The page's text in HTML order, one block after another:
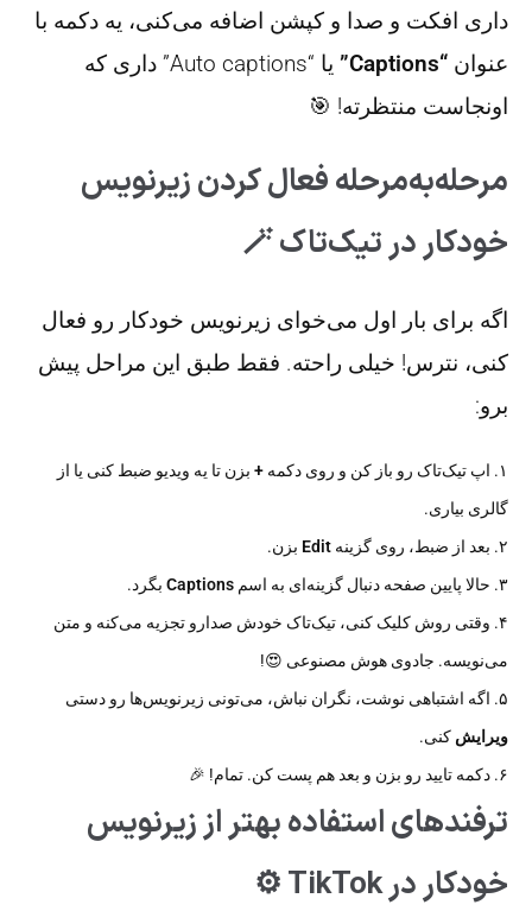
داری افکت و صدا و کپشن اضافه می‌کنی، یه دکمه با
عنوان “Captions”
یا “Auto captions” داری که
اونجاست منتظرته! 🎯
مرحله‌به‌مرحله فعال کردن زیرنویس
خودکار در تیک‌تاک 🪄
اگه برای بار اول می‌خوای زیرنویس خودکار رو فعال
کنی، نترس! خیلی راحته. فقط طبق این مراحل پیش
برو:
۱. اپ تیک‌تاک رو باز کن و روی دکمه + بزن تا یه ویدیو ضبط کنی یا از
گالری بیاری.
۲. بعد از ضبط، روی گزینه
Edit بزن.
۳. حالا پایین صفحه دنبال گزینه‌ای به اسم
Captions بگرد.
۴. وقتی روش کلیک کنی، تیک‌تاک خودش صدارو تجزیه می‌کنه و متن
می‌نویسه. جادوی هوش مصنوعی 😍!
۵. اگه اشتباهی نوشت، نگران نباش، می‌تونی زیرنویس‌ها رو دستی
ویرایش کنی.
۶. دکمه تایید رو بزن و بعد هم پست کن. تمام! 🎉
ترفندهای استفاده بهتر از زیرنویس
خودکار در TikTok ⚙️